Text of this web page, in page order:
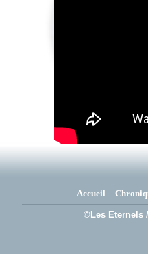
Accueil
©Les Eternels